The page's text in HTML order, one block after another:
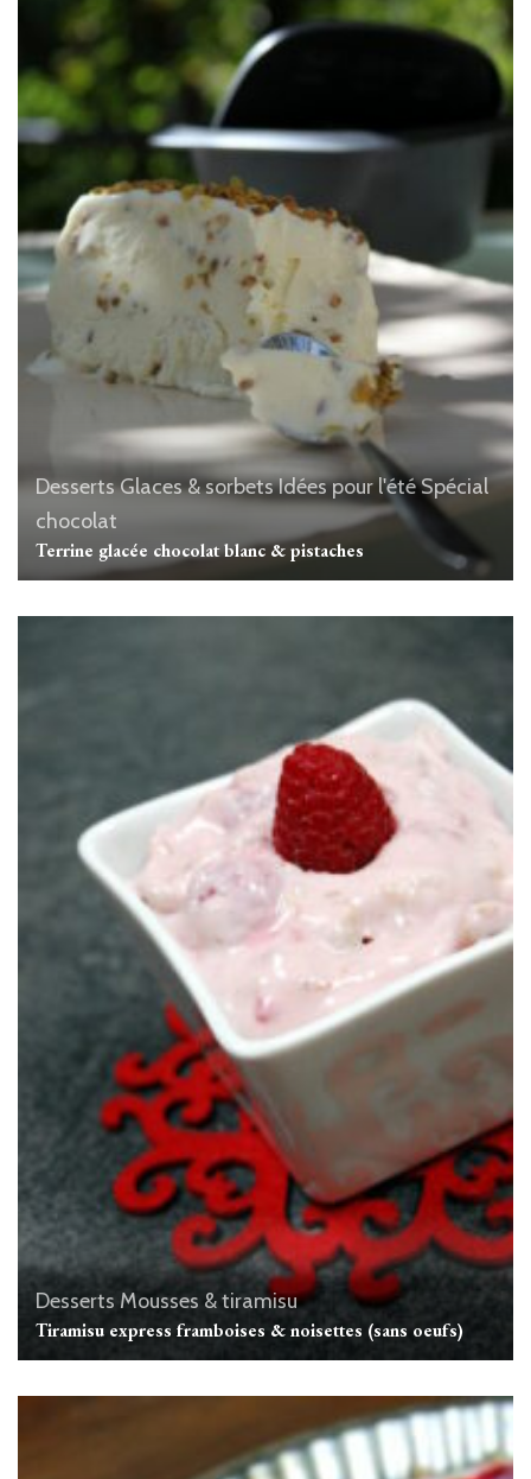
DessertsGlaces & sorbetsIdées pour l'étéSpécial
chocolat
Terrine glacée chocolat blanc & pistaches
Desserts Mousses & tiramisu
Tiramisu express framboises & noisettes (sans oeufs)